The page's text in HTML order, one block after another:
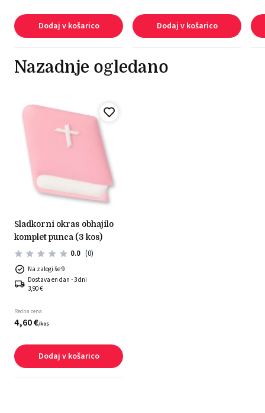
Dodaj v košarico Dodaj v košarico
Nazadnje ogledano
sladkorni okras obhajilo
komplet punca (3 kos)
0.0 (0)
Na zalogi še 9
Dostava en dan - 3 dni
3,90 €
Redna cena
4,60€/kos
Dodaj v košarico